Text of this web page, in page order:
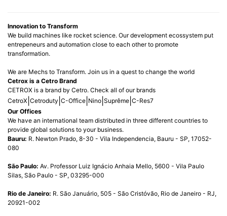
Innovation to Transform
We build machines like rocket science. Our development ecossystem put
entrepeneurs and automation close to each other to promote
transformation.
We are Mechs to Transform. Join us in a quest to change the world
Cetrox is a Cetro Brand
CETROX is a brand by Cetro. Check all of our brands
CetroX Cetroduty C-Office Nino Suprême C-Res7
Our Offices
We have an international team distributed in three different countries to
provide global solutions to your business.
Bauru: R. Newton Prado, 8-30 - Vila Independencia, Bauru - SP, 17052-
080
São Paulo: Av. Professor Luiz Ignácio Anhaia Mello, 5600 - Vila Paulo
Silas, São Paulo - SP, 03295-000
Rio de Janeiro: R. São Januário, 505 - São Cristóvão, Rio de Janeiro - RJ,
20921-002